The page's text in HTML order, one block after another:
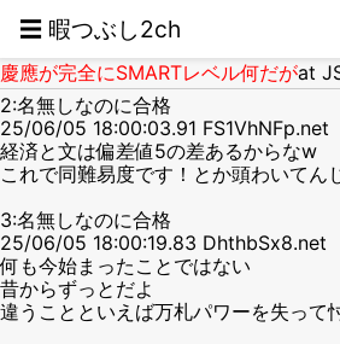
☰ 暇つぶし2ch
慶應が完全にSMARTレベル何だがat
2:名無しなのに合格
25/06/05 18:00:03.91 FS1VhNFp.net
経済と文は偏差値5の差あるからなw
これで同難易度です！とか頭わいてん
3:名無しなのに合格
25/06/05 18:00:19.83 DhthbSx8.net
何も今始まったことではない
昔からずっとだよ
違うことといえば万札パワーを失って